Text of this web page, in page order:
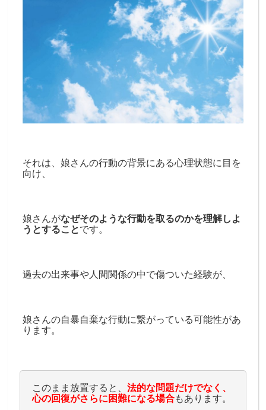
それは、娘さんの行動の背景にある心理状態に目を
向け、
娘さんがなぜそのような行動を取るのかを理解しよ
うとすることです。
過去の出来事や人間関係の中で傷ついた経験が、
娘さんの自暴自棄な行動に繋がっている可能性があ
ります。
このまま放置すると、法的な問題だけでなく、
心の回復がさらに困難になる場合もあります。